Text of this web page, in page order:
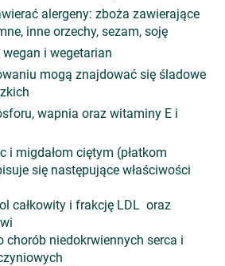
alergeny: zboża zawierające
inne orzechy, sezam, soję
i wegetarian
mogą znajdować się śladowe
wapnia oraz witaminy E i
i migdałom ciętym (płatkom
się następujące właściwości
całkowity i frakcję LDL oraz
chorób niedokrwiennych serca i